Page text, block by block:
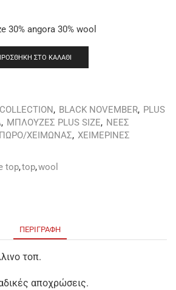
30% angora 30% wool
ΣΤΟ ΚΑΛΆΘΙ
, BLACK NOVEMBER, PLUS
, ΜΠΛΟΥΖΕΣ PLUS SIZE, ΝΕΕΣ
ΧΕΙΜΩΝΑΣ, ΧΕΙΜΕΡΙΝΕΣ
top,top,wool
ΠΕΡΙΓΡΑΦΉ
τοπ.
αποχρώσεις.